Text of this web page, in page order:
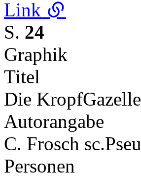
Link
S. 24
Graphik
Titel
Die
Autorangabe
C. Frosch sc.
Personen